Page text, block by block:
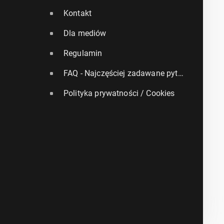
Kontakt
Dla mediów
Regulamin
FAQ - Najczęściej zadawane pytania
Polityka prywatności / Cookies